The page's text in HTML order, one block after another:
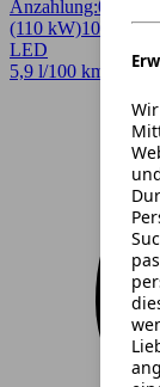
Anzahlung:0,00 €
(110 kW)10 km EZ
LED
5,9 l/100 km